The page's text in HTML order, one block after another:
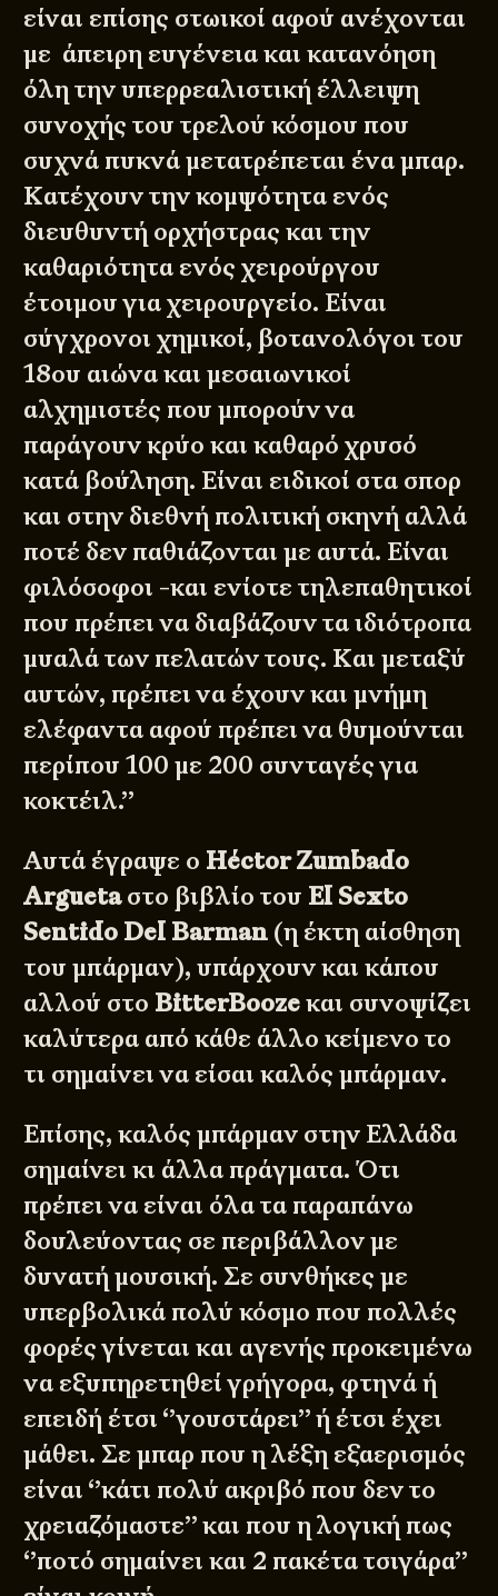
είναι επίσης στωικοί αφού ανέχονται
με άπειρη ευγένεια και κατανόηση
όλη την υπερρεαλιστική έλλειψη
συνοχής του τρελού κόσμου που
συχνά πυκνά μετατρέπεται ένα μπαρ.
Κατέχουν την κομψότητα ενός
διευθυντή ορχήστρας και την
καθαριότητα ενός χειρούργου
έτοιμου για χειρουργείο. Είναι
σύγχρονοι χημικοί, βοτανολόγοι του
18ου αιώνα και μεσαιωνικοί
αλχημιστές που μπορούν να
παράγουν κρύο και καθαρό χρυσό
κατά βούληση. Είναι ειδικοί στα σπορ
και στην διεθνή πολιτική σκηνή αλλά
ποτέ δεν παθιάζονται με αυτά. Είναι
φιλόσοφοι -και ενίοτε τηλεπαθητικοί
που πρέπει να διαβάζουν τα ιδιότροπα
μυαλά των πελατών τους. Και μεταξύ
αυτών, πρέπει να έχουν και μνήμη
ελέφαντα αφού πρέπει να θυμούνται
περίπου 100 με 200 συνταγές για
κοκτέιλ.’’
Αυτά έγραψε ο Héctor Zumbado
Arguetaστο βιβλίο του El Sexto
Sentido Del Barman (η έκτη αίσθηση
του μπάρμαν), υπάρχουν και κάπου
αλλού στο BitterBoozeκαι συνοψίζει
καλύτερα από κάθε άλλο κείμενο το
τι σημαίνει να είσαι καλός μπάρμαν.
Επίσης, καλός μπάρμαν στην Ελλάδα
σημαίνει κι άλλα πράγματα. Ότι
πρέπει να είναι όλα τα παραπάνω
δουλεύοντας σε περιβάλλον με
δυνατή μουσική. Σε συνθήκες με
υπερβολικά πολύ κόσμο που πολλές
φορές γίνεται και αγενής προκειμένω
να εξυπηρετηθεί γρήγορα, φτηνά ή
επειδή έτσι ‘’γουστάρει’’ ή έτσι έχει
μάθει. Σε μπαρ που η λέξη εξαερισμός
είναι ‘’κάτι πολύ ακριβό που δεν το
χρειαζόμαστε’’ και που η λογική πως
‘’ποτό σημαίνει και 2 πακέτα τσιγάρα’’